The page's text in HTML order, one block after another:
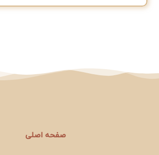
صفحه اصلی